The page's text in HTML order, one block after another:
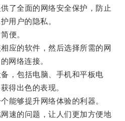
全面的网络安全保护，防止
用户的隐私。
便。
的软件，然后选择所需的网
网络连接。
包括电脑、手机和平板电
得出色的表现。
够提升网络体验的利器。
的问题，让人们更加方便地